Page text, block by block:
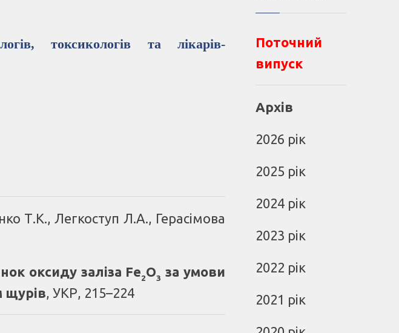
токсикологів та лікарів-
Т.К., Легкоступ Л.А., Герасімова
оксиду заліза Fe2O3 за умови
щурів, УКР, 215–224
Поточний
випуск
Архів
2026 рік
2025 рік
2024 рік
2023 рік
2022 рік
2021 рік